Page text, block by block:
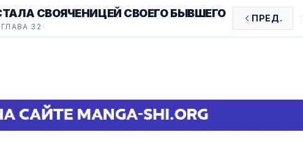
СВОЯЧЕНИЦЕЙ СВОЕГО БЫВШЕГО
32
ПРЕД.